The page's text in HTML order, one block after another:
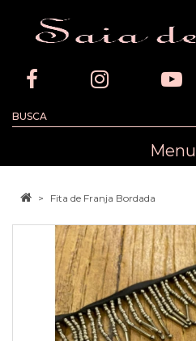
Menu
Fita de Franja Bordada